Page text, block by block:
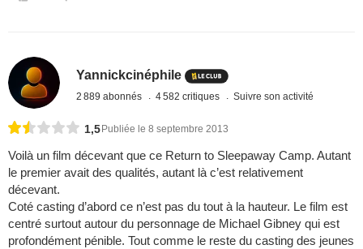
Yannickcinéphile
2 889 abonnés 4 582 critiques Suivre son activité
1,5 Publiée le 8 septembre 2013
Voilà un film décevant que ce Return to Sleepaway Camp. Autant
le premier avait des qualités, autant là c’est relativement
décevant.
Coté casting d’abord ce n’est pas du tout à la hauteur. Le film est
centré surtout autour du personnage de Michael Gibney qui est
profondément pénible. Tout comme le reste du casting des jeunes